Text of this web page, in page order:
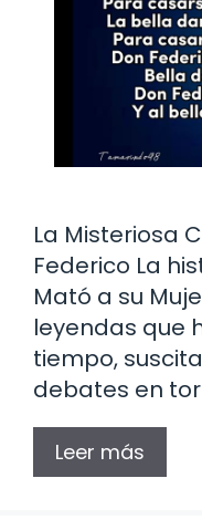
La Misteriosa
Federico La
Mató a su
leyendas que
tiempo,
debates en
Leer más